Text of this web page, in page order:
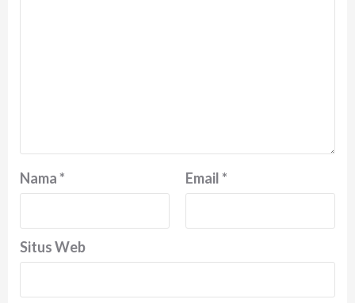
Nama* Email*
Situs Web